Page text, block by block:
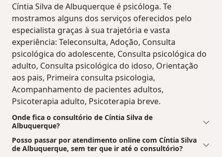
Cíntia Silva de Albuquerque é psicóloga. Te
mostramos alguns dos serviços oferecidos pelo
especialista graças à sua trajetória e vasta
experiência: Teleconsulta, Adoção, Consulta
psicológica do adolescente, Consulta psicológica do
adulto, Consulta psicológica do idoso, Orientação
aos pais, Primeira consulta psicologia,
Acompanhamento de pacientes adultos,
Psicoterapia adulto, Psicoterapia breve.
Onde fica o consultório de Cíntia Silva de
Albuquerque?
Posso passar por atendimento online com Cíntia Silva
de Albuquerque, sem ter que ir até o consultório?